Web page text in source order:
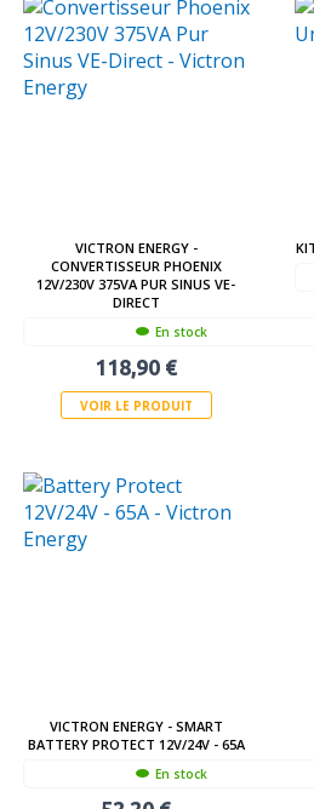
VICTRON ENERGY -
CONVERTISSEUR PHOENIX
12V/230V 375VA PUR SINUS VE-
DIRECT
En stock
118,90 €
VOIR LE PRODUIT
VICTRON ENERGY - SMART
BATTERY PROTECT 12V/24V - 65A
En stock